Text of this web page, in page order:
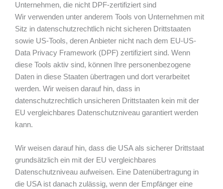
Unternehmen, die nicht DPF-zertifiziert sind
Wir verwenden unter anderem Tools von Unternehmen mit
Sitz in datenschutzrechtlich nicht sicheren Drittstaaten
sowie US-Tools, deren Anbieter nicht nach dem EU-US-
Data Privacy Framework (DPF) zertifiziert sind. Wenn
diese Tools aktiv sind, können Ihre personenbezogene
Daten in diese Staaten übertragen und dort verarbeitet
werden. Wir weisen darauf hin, dass in
datenschutzrechtlich unsicheren Drittstaaten kein mit der
EU vergleichbares Datenschutzniveau garantiert werden
kann.
Wir weisen darauf hin, dass die USA als sicherer Drittstaat
grundsätzlich ein mit der EU vergleichbares
Datenschutzniveau aufweisen. Eine Datenübertragung in
die USA ist danach zulässig, wenn der Empfänger eine